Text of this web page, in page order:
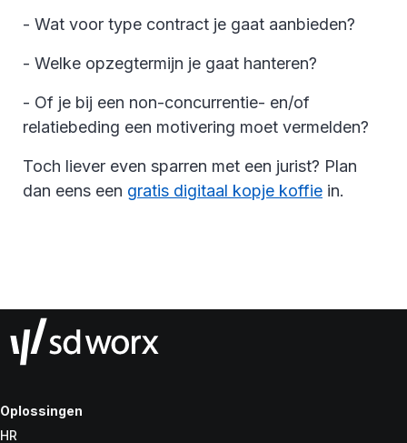
- Wat voor type contract je gaat aanbieden?
- Welke opzegtermijn je gaat hanteren?
- Of je bij een non-concurrentie- en/of
relatiebeding een motivering moet vermelden?
Toch liever even sparren met een jurist? Plan
dan eens een gratis digitaal kopje koffie in.
Oplossingen
HR